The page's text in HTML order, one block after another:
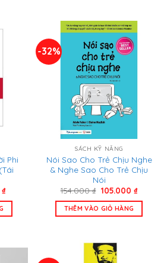
Phi
₫Giá
tại
-32%
SÁCH KỸ NĂNG
Nói Sao Cho Trẻ Chịu Nghe
& Nghe Sao Cho Trẻ Chịu
Nói
154.000₫ Giá
là:
154.000 ₫.
105.000 ₫Giá
tại
THÊM VÀO GIỎ HÀNG